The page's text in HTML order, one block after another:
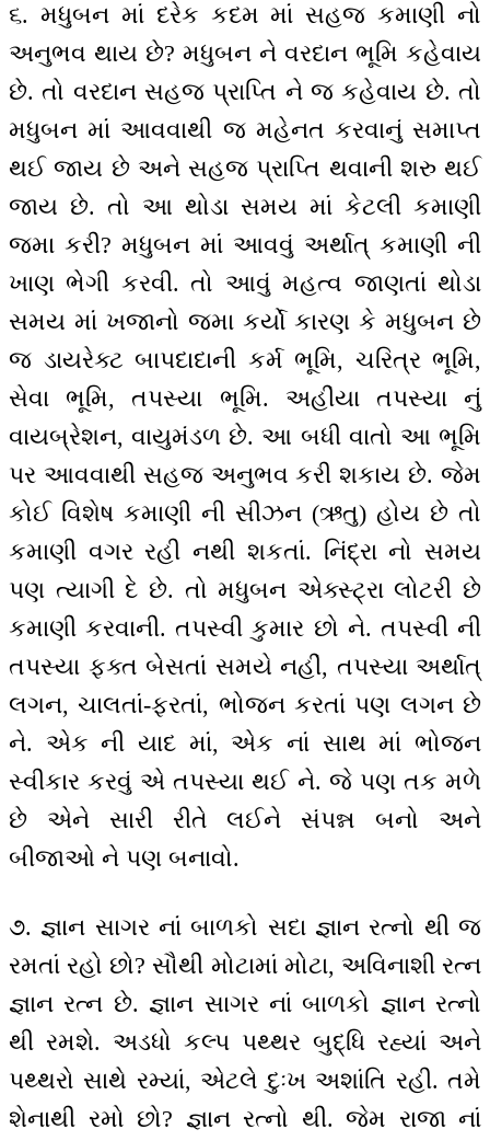
૬. મધુબન માં દરેક કદમ માં સહજ કમાણી નો
અનુભવ થાય છે? મધુબન ને વરદાન ભૂમિ કહેવાય
છે. તો વરદાન સહજ પ્રાપ્તિ ને જ કહેવાય છે. તો
મધુબન માં આવવાથી જ મહેનત કરવાનું સમાપ્ત
થઈ જાય છે અને સહજ પ્રાપ્તિ થવાની શરુ થઈ
જાય છે. તો આ થોડા સમય માં કેટલી કમાણી
જમા કરી? મધુબન માં આવવું અર્થાત્ કમાણી ની
ખાણ ભેગી કરવી. તો આવું મહત્વ જાણતાં થોડા
સમય માં ખજાનો જમા કર્યો કારણ કે મધુબન છે
જ ડાયરેક્ટ બાપદાદાની કર્મ ભૂમિ, ચરિત્ર ભૂમિ,
સેવા ભૂમિ, તપસ્યા ભૂમિ. અહીંયા તપસ્યા નું
વાયબ્રેશન, વાયુમંડળ છે. આ બધી વાતો આ ભૂમિ
પર આવવાથી સહજ અનુભવ કરી શકાય છે. જેમ
કોઈ વિશેષ કમાણી ની સીઝન (ઋતુ) હોય છે તો
કમાણી વગર રહી નથી શકતાં. નિંદ્રા નો સમય
પણ ત્યાગી દે છે. તો મધુબન એક્સ્ટ્રા લોટરી છે
કમાણી કરવાની. તપસ્વી કુમાર છો ને. તપસ્વી ની
તપસ્યા ફક્ત બેસતાં સમયે નહીં, તપસ્યા અર્થાત્
લગન, ચાલતાં-ફરતાં, ભોજન કરતાં પણ લગન છે
ને. એક ની યાદ માં, એક નાં સાથ માં ભોજન
સ્વીકાર કરવું એ તપસ્યા થઈ ને. જે પણ તક મળે
છે એને સારી રીતે લઈને સંપન્ન બનો અને
બીજાઓ ને પણ બનાવો.
૭. જ્ઞાન સાગર નાં બાળકો સદા જ્ઞાન રત્નો થી જ
રમતાં રહો છો? સૌથી મોટામાં મોટા, અવિનાશી રત્ન
જ્ઞાન રત્ન છે. જ્ઞાન સાગર નાં બાળકો જ્ઞાન રત્નો
થી રમશે. અડધો કલ્પ પથ્થર બુદ્ધિ રહ્યાં અને
પથ્થરો સાથે રમ્યાં, એટલે દુઃખ અશાંતિ રહી. તમે
શેનાથી રમો છો? જ્ઞાન રત્નો થી. જેમ રાજા નાં